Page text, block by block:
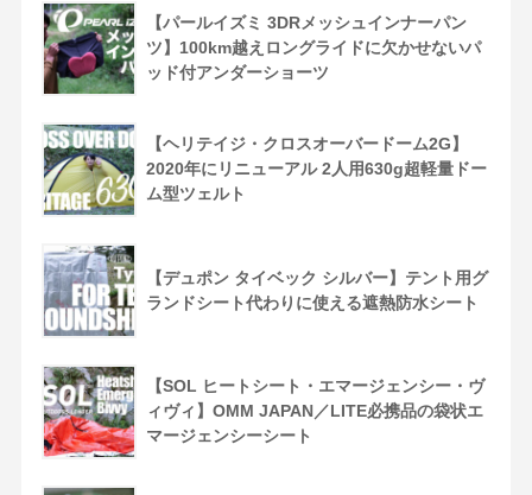
【パールイズミ 3DRメッシュインナーパン
ツ】100km越えロングライドに欠かせないパ
ッド付アンダーショーツ
【ヘリテイジ・クロスオーバードーム2G】
2020年にリニューアル 2人用630g超軽量ドー
ム型ツェルト
【デュポン タイベック シルバー】テント用グ
ランドシート代わりに使える遮熱防水シート
【SOL ヒートシート・エマージェンシー・ヴ
ィヴィ】OMM JAPAN／LITE必携品の袋状エ
マージェンシーシート